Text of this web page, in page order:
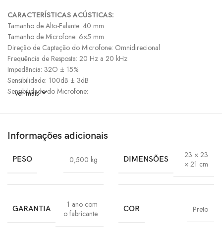
CARACTERÍSTICAS ACÚSTICAS:
Tamanho de Alto-Falante: 40 mm
Tamanho de Microfone: 6×5 mm
Direção de Captação do Microfone: Omnidirecional
Frequência de Resposta: 20 Hz a 20 kHz
Impedância: 32O ± 15%
Sensibilidade: 100dB ± 3dB
Sensibilidade do Microfone:
Possui Áudio 7.1: Não
Tensão de Operação: 3,0V
ver mais
Informações adicionais
PESO 0,500 kg DIMENSÕES
23 × 23
× 21 cm
GARANTIA
1 ano com
o fabricante
COR Preto